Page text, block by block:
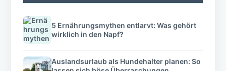
5 Ernährungsmythen entlarvt: Was gehört
wirklich in den Napf?
Auslandsurlaub als Hundehalter planen: So